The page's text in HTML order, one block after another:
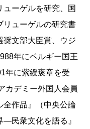
ーゲルを研究、国
リューゲルの研究書
奨文部大臣賞、ウジ
年にベルギー国王
年に紫綬褒章を受
カデミー外国人会員
全作品』（中央公論
―民衆文化を語る』